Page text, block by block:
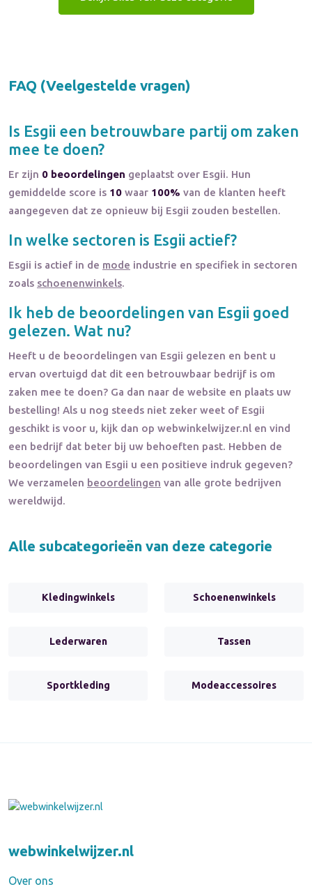
FAQ (Veelgestelde vragen)
Is Esgii een betrouwbare partij om zaken
mee te doen?
Er zijn 0 beoordelingen geplaatst over Esgii. Hun
gemiddelde score is 10 waar 100% van de klanten heeft
aangegeven dat ze opnieuw bij Esgii zouden bestellen.
In welke sectoren is Esgii actief?
Esgii is actief in de mode industrie en specifiek in sectoren
zoals schoenenwinkels.
Ik heb de beoordelingen van Esgii goed
gelezen. Wat nu?
Heeft u de beoordelingen van Esgii gelezen en bent u
ervan overtuigd dat dit een betrouwbaar bedrijf is om
zaken mee te doen? Ga dan naar de website en plaats uw
bestelling! Als u nog steeds niet zeker weet of Esgii
geschikt is voor u, kijk dan op webwinkelwijzer.nl en vind
een bedrijf dat beter bij uw behoeften past. Hebben de
beoordelingen van Esgii u een positieve indruk gegeven?
We verzamelen beoordelingen van alle grote bedrijven
wereldwijd.
Alle subcategorieën van deze categorie
Kledingwinkels Schoenenwinkels
Lederwaren Tassen
Sportkleding Modeaccessoires
webwinkelwijzer.nl
Over ons